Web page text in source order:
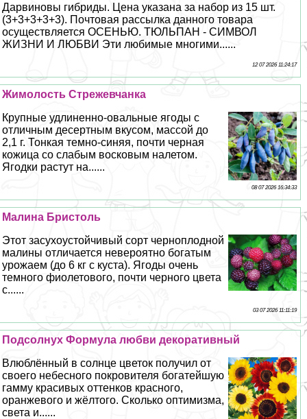
Дарвиновы гибриды. Цена указана за набор из 15 шт.
(3+3+3+3+3). Почтовая рассылка данного товара
осуществляется ОСЕНЬЮ. ТЮЛЬПАН - СИМВОЛ
ЖИЗНИ И ЛЮБВИ Эти любимые многими......
12 07 2026 11:24:17
Жимолость Стрежевчанка
Крупные удлиненно-овальные ягоды с
отличным десертным вкусом, массой до
2,1 г. Тонкая темно-синяя, почти черная
кожица со слабым восковым налетом.
Ягодки растут на......
08 07 2026 16:34:33
Малина Бристоль
Этот засухоустойчивый сорт черноплодной
малины отличается невероятно богатым
урожаем (до 6 кг с куста). Ягоды очень
темного фиолетового, почти черного цвета
с......
03 07 2026 11:11:19
Подсолнух Формула любви декоративный
Влюблённый в солнце цветок получил от
своего небесного покровителя богатейшую
гамму красивых оттенков красного,
оранжевого и жёлтого. Сколько оптимизма,
света и......